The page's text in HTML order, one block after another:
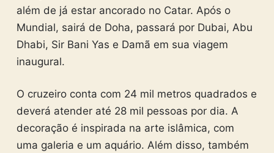
além de já estar ancorado no Catar. Após o
Mundial, sairá de Doha, passará por Dubai, Abu
Dhabi, Sir Bani Yas e Damã em sua viagem
inaugural.
O cruzeiro conta com 24 mil metros quadrados e
deverá atender até 28 mil pessoas por dia. A
decoração é inspirada na arte islâmica, com
uma galeria e um aquário. Além disso, também